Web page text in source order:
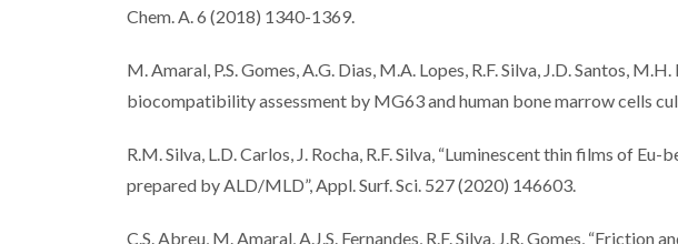
Chem. A. 6 (2018) 1340-1369.
M. Amaral, P.S. Gomes, A.G. Dias, M.A. Lopes, R.F. Silva, J.D. Santos,
biocompatibility assessment by MG63 and human bone marrow cells
R.M. Silva, L.D. Carlos, J. Rocha, R.F. Silva, “Luminescent thin films of
prepared by ALD/MLD”, Appl. Surf. Sci. 527 (2020) 146603.
C.S. Abreu, M. Amaral, A.J.S. Fernandes, R.F. Silva, J.R. Gomes,